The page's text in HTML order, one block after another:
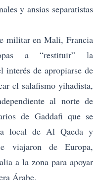
y ansias separatistas
en Mali, Francia
a “restituir” la
interés de apropiarse de
el salafismo yihadista,
al norte de
de Gaddafi que se
local de Al Qaeda y
viajaron de Europa,
a la zona para apoyar
Árabe.